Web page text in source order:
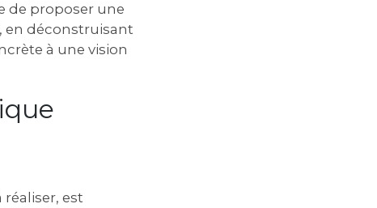
de proposer une
en déconstruisant
à une vision
est